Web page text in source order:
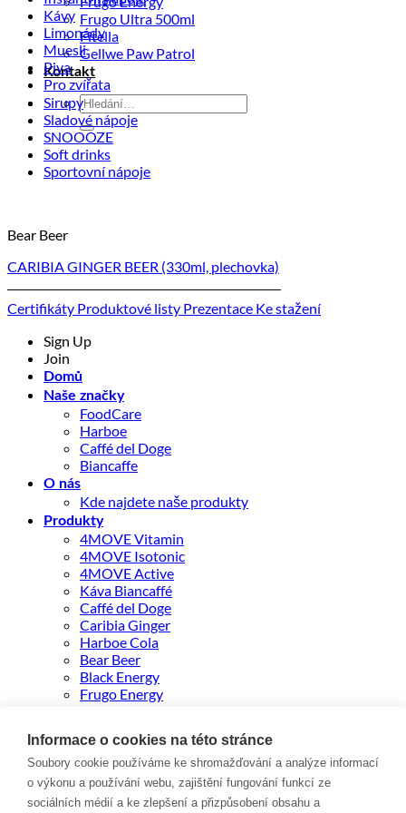
Frugo Ultra 500ml
Fitella
Gellwe Paw Patrol
Kontakt
Hledat:
Kávy
Limonády
Muesli
Piva
Pro zvířata
Sirupy
Sladové nápoje
SNOOOZE
Soft drinks
Sportovní nápoje
Bear Beer
CARIBIA GINGER BEER (330ml, plechovka)
Certifikáty Produktové listy Prezentace Ke stažení
Sign Up
Join
Domů
Naše značky
FoodCare
Harboe
Caffé del Doge
Biancaffe
O nás
Kde najdete naše produkty
Produkty
4MOVE Vitamin
4MOVE Isotonic
4MOVE Active
Káva Biancaffé
Caffé del Doge
Caribia Ginger
Harboe Cola
Bear Beer
Black Energy
Frugo Energy
GELLWE Paw Patrol
Kontakt
ENGLISH
Informace o cookies na této stránce
Soubory cookie používáme ke shromažďování a analýze informací
o výkonu a používání webu, zajištění fungování funkcí ze
sociálních médií a ke zlepšení a přizpůsobení obsahu a